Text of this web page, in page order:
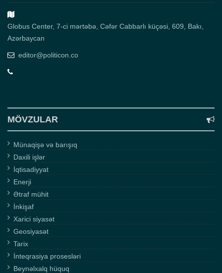
Globus Center, 7-ci mərtəbə, Cəfər Cabbarlı küçəsi, 609, Bakı,
Azərbaycan
editor@politicon.co
MÖVZULAR
Münaqişə və barışıq
Daxili işlər
İqtisadiyyat
Enerji
Ətraf mühit
İnkişaf
Xarici siyasət
Geosiyasət
Tarix
İnteqrasiya prosesləri
Beynəlxalq hüquq